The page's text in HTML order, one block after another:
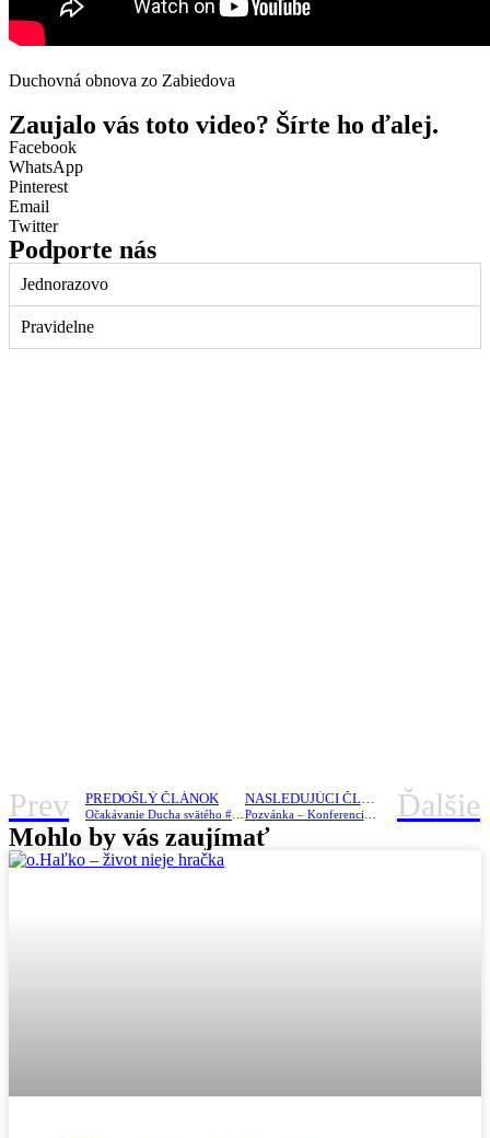
Duchovná obnova zo Zabiedova
Zaujalo vás toto video? Šírte ho ďalej.
Facebook
WhatsApp
Pinterest
Email
Twitter
Podporte nás
Jednorazovo
Pravidelne
Prev PREDOŠLÝ ČLÁNOK NASLEDUJÚCI ČLÁNOK Ďalšie
Mohlo by vás zaujímať